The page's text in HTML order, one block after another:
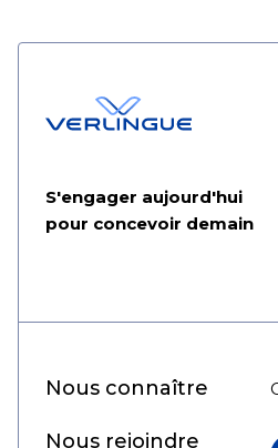
S'engager aujourd'hui
pour concevoir demain
Nous connaître
Nous rejoindre